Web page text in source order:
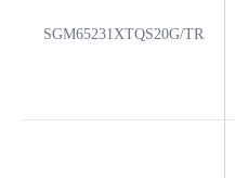
SGM65231XTQS20G/TR